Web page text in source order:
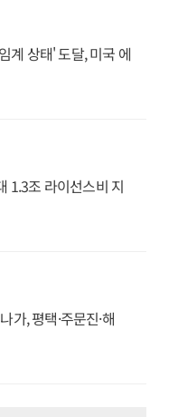
계 상태' 도달, 미국 에
1.3조 라이선스비 지
가, 평택·주문진·해